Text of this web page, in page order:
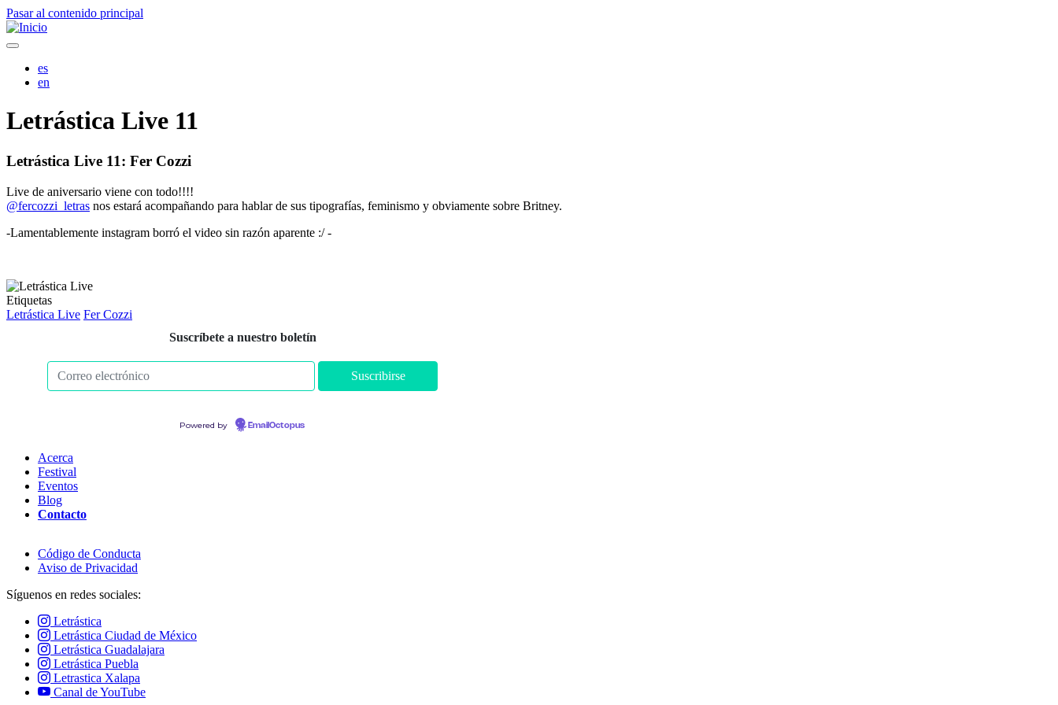
Pasar al contenido principal
es
en
Letrástica Live 11
Letrástica Live 11: Fer Cozzi
Live de aniversario viene con todo!!!!
@fercozzi_letras nos estará acompañando para hablar de sus tipografías, feminismo y obviamente sobre Britney.
-Lamentablemente instagram borró el video sin razón aparente :/ -
Etiquetas
Letrástica Live Fer Cozzi
Suscríbete a nuestro boletín
Powered by EmailOctopus
Acerca
Festival
Eventos
Blog
Contacto
Código de Conducta
Aviso de Privacidad
Síguenos en redes sociales:
Letrástica
Letrástica Ciudad de México
Letrástica Guadalajara
Letrástica Puebla
Letrastica Xalapa
Canal de YouTube